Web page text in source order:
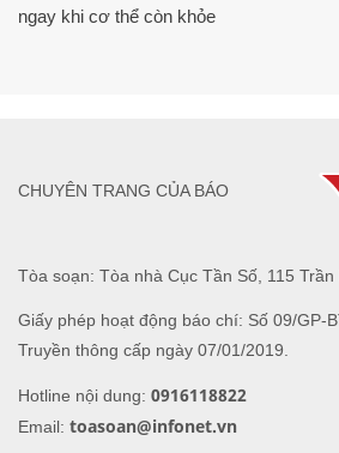
ngay khi cơ thể còn khỏe
Tòa soạn: Tòa nhà Cục Tần Số, 115
Giấy phép hoạt động báo chí: Số 09/GP-
Truyền thông cấp ngày 07/01/2019.
Hotline nội dung: 0916118822
Email: toasoan@infonet.vn
CHUYÊN TRANG CỦA BÁO